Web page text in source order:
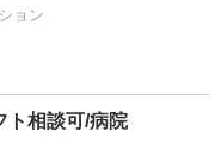
ョン
ト相談可/病院